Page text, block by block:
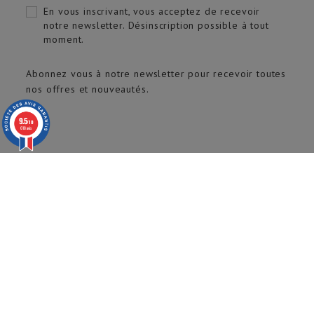
Abonnez vous à notre newsletter pour recevoir toutes
nos offres et nouveautés.
En vous inscrivant, vous acceptez de recevoir
notre newsletter. Désinscription possible à tout
moment.
9.5/10
618 avis